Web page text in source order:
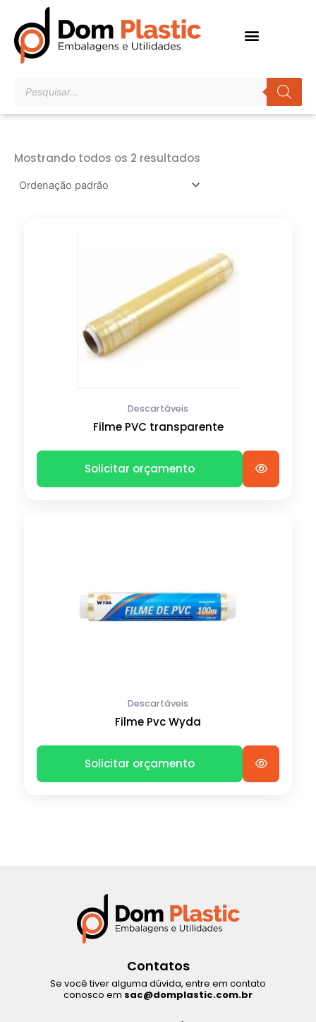
para
conteúdo
produtos
Mostrando todos os 2 resultados
Descartáveis
Filme PVC transparente
Solicitar orçamento
Descartáveis
Filme Pvc Wyda
Solicitar orçamento
Contatos
Se você tiver alguma dúvida, entre em contato
conosco em sac@domplastic.com.br